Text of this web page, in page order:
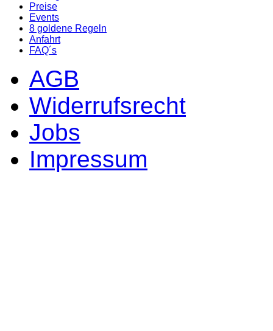
Preise
Events
8 goldene Regeln
Anfahrt
FAQ´s
AGB
Widerrufsrecht
Jobs
Impressum